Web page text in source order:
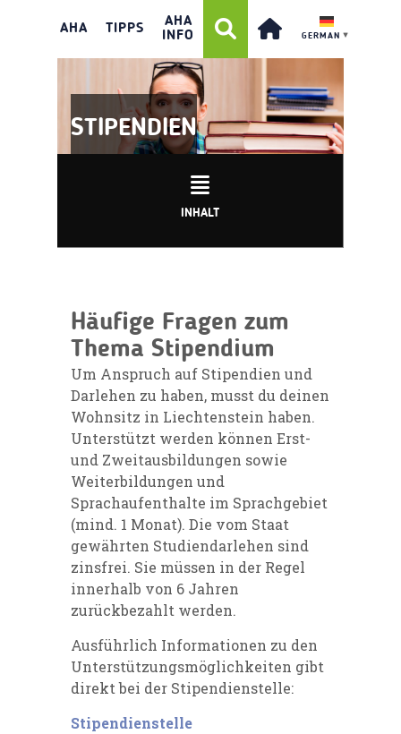
AHA TIPPS
AHA
INFO
GERMAN ▼
STIPENDIEN
INHALT
Häufige Fragen zum
Thema Stipendium
Um Anspruch auf Stipendien und
Darlehen zu haben, musst du deinen
Wohnsitz in Liechtenstein haben.
Unterstützt werden können Erst-
und Zweitausbildungen sowie
Weiterbildungen und
Sprachaufenthalte im Sprachgebiet
(mind. 1 Monat). Die vom Staat
gewährten Studiendarlehen sind
zinsfrei. Sie müssen in der Regel
innerhalb von 6 Jahren
zurückbezahlt werden.
Ausführlich Informationen zu den
Unterstützungsmöglichkeiten gibt
direkt bei der Stipendienstelle:
Stipendienstelle